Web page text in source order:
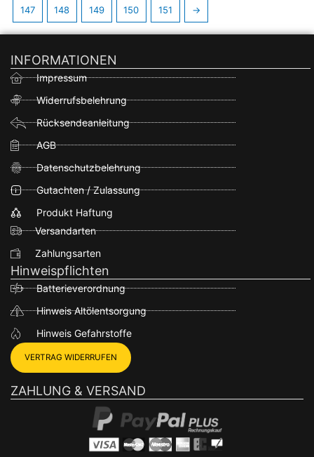
147 148 149 150 151 →
INFORMATIONEN
Impressum
Widerrufsbelehrung
Rücksendeanleitung
AGB
Datenschutzbelehrung
Gutachten / Zulassung
Produkt Haftung
Versandarten
Zahlungsarten
Hinweispflichten
Batterieverordnung
Hinweis Altölentsorgung
Hinweis Gefahrstoffe
VERTRAG WIDERRUFEN
ZAHLUNG & VERSAND